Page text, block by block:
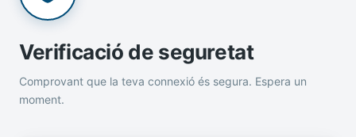
Verificació de seguretat
Comprovant que la teva connexió és segura. Espera un
moment.